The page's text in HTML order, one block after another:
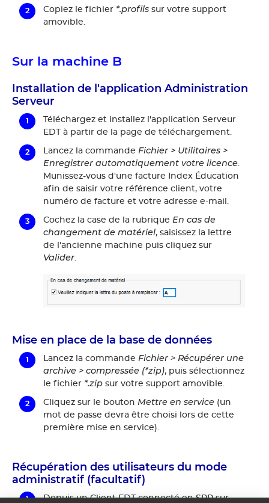
Copiez le fichier *.profils sur votre support
amovible.
Sur la machine B
Installation de l'application Administration
Serveur
Téléchargez et installez l'application Serveur
EDT à partir de la page de téléchargement.
Lancez la commande Fichier > Utilitaires >
Enregistrer automatiquement votre licence.
Munissez-vous d'une facture Index Éducation
afin de saisir votre référence client, votre
numéro de facture et votre adresse e-mail.
Cochez la case de la rubrique En cas de
changement de matériel, saisissez la lettre
de l'ancienne machine puis cliquez sur
Valider.
Mise en place de la base de données
Lancez la commande Fichier > Récupérer une
archive > compressée (*zip), puis sélectionnez
le fichier *.zip sur votre support amovible.
Cliquez sur le bouton Mettre en service (un
mot de passe devra être choisi lors de cette
première mise en service).
Récupération des utilisateurs du mode
administratif (facultatif)
Depuis un Client EDT connecté en SPR sur